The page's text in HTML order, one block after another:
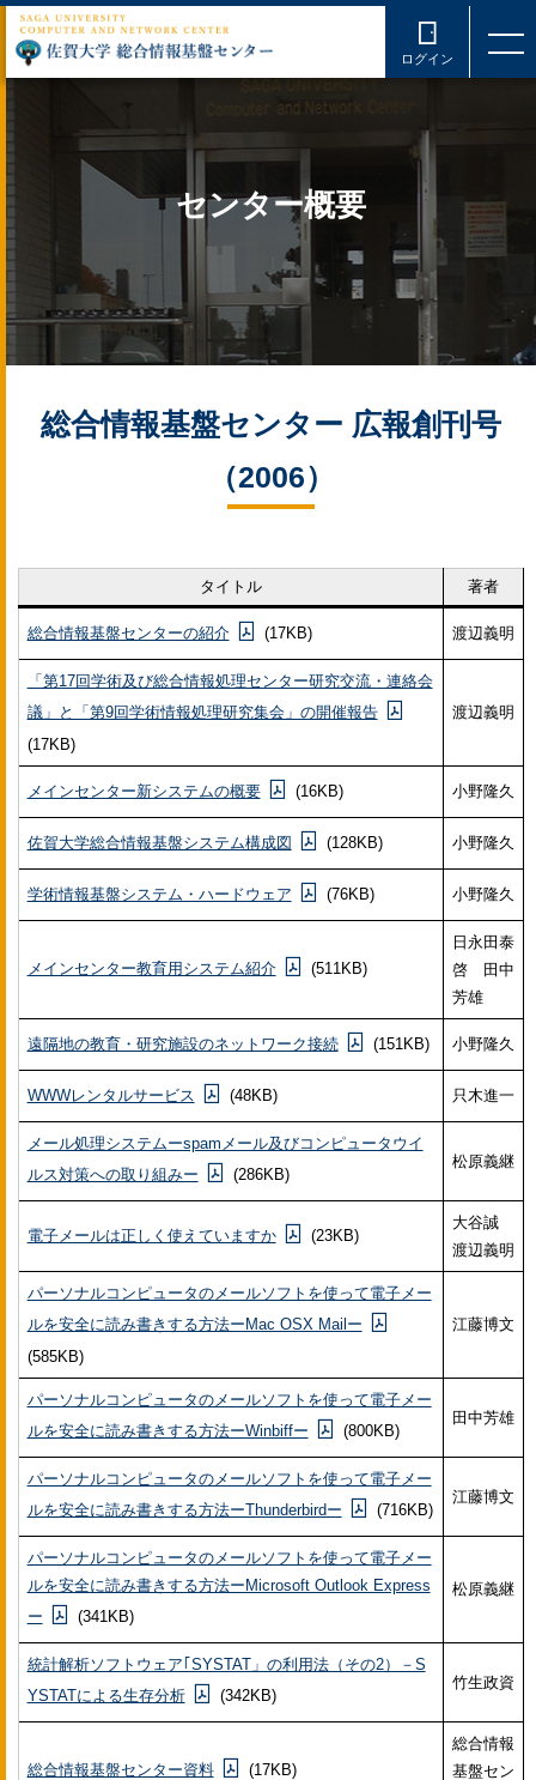
ログイン
センター概要
総合情報基盤センター 広報創刊号
（2006）
タイトル 著者
総合情報基盤センターの紹介 (17KB) 渡辺義明
「第17回学術及び総合情報処理センター研究交流・連絡会
議」と「第9回学術情報処理研究集会」の開催報告
(17KB)
渡辺義明
メインセンター新システムの概要 (16KB) 小野隆久
佐賀大学総合情報基盤システム構成図 (128KB) 小野隆久
学術情報基盤システム・ハードウェア (76KB) 小野隆久
メインセンター教育用システム紹介 (511KB)
日永田泰
啓 田中
芳雄
遠隔地の教育・研究施設のネットワーク接続 (151KB) 小野隆久
WWWレンタルサービス (48KB) 只木進一
メール処理システムーspamメール及びコンピュータウイ
ルス対策への取り組みー
(286KB)
松原義継
電子メールは正しく使えていますか (23KB)
大谷誠
渡辺義明
パーソナルコンピュータのメールソフトを使って電子メー
ルを安全に読み書きする方法ーMac OSX Mailー
(585KB)
江藤博文
パーソナルコンピュータのメールソフトを使って電子メー
ルを安全に読み書きする方法ーWinbiffー
(800KB)
田中芳雄
パーソナルコンピュータのメールソフトを使って電子メー
ルを安全に読み書きする方法ーThunderbirdー
(716KB)
江藤博文
パーソナルコンピュータのメールソフトを使って電子メー
ルを安全に読み書きする方法ーMicrosoft Outlook Express
ー
(341KB)
松原義継
統計解析ソフトウェア｢SYSTAT」の利用法（その2）－S
YSTATによる生存分析
(342KB)
竹生政資
総合情報基盤センター資料 (17KB)
総合情報
基盤セン